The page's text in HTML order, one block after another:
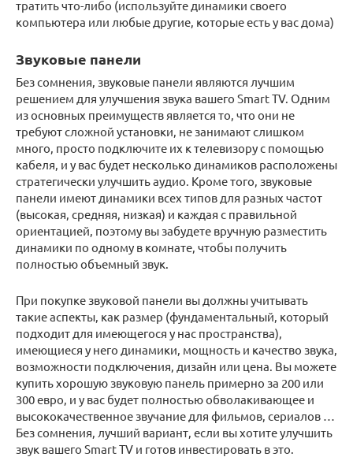
тратить что-либо (используйте динамики своего
компьютера или любые другие, которые есть у вас дома)
Звуковые панели
Без сомнения, звуковые панели являются лучшим
решением для улучшения звука вашего Smart TV. Одним
из основных преимуществ является то, что они не
требуют сложной установки, не занимают слишком
много, просто подключите их к телевизору с помощью
кабеля, и у вас будет несколько динамиков расположены
стратегически улучшить аудио. Кроме того, звуковые
панели имеют динамики всех типов для разных частот
(высокая, средняя, ​​низкая) и каждая с правильной
ориентацией, поэтому вы забудете вручную разместить
динамики по одному в комнате, чтобы получить
полностью объемный звук.
При покупке звуковой панели вы должны учитывать
такие аспекты, как размер (фундаментальный, который
подходит для имеющегося у нас пространства),
имеющиеся у него динамики, мощность и качество звука,
возможности подключения, дизайн или цена. Вы можете
купить хорошую звуковую панель примерно за 200 или
300 евро, и у вас будет полностью обволакивающее и
высококачественное звучание для фильмов, сериалов …
Без сомнения, лучший вариант, если вы хотите улучшить
звук вашего Smart TV и готов инвестировать в это.